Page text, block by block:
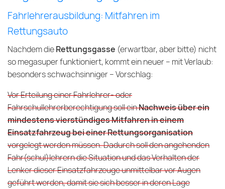
Fahrlehrerausbildung: Mitfahren im
Rettungsauto
Nachdem dieRettungsgasse (erwartbar, aber bitte) nicht
so megasuper funktioniert, kommt ein neuer – mit Verlaub:
besonders schwachsinniger – Vorschlag:
Vor Erteilung einer Fahrlehrer- oder
Fahrschullehrerberechtigung soll einNachweis über ein
mindestens vierstündiges Mitfahren in einem
Einsatzfahrzeug bei einer Rettungsorganisation
vorgelegt werden müssen. Dadurch soll den angehenden
Fahr(schul)lehrern die Situation und das Verhalten der
Lenker dieser Einsatzfahrzeuge unmittelbar vor Augen
geführt werden, damit sie sich besser in deren Lage